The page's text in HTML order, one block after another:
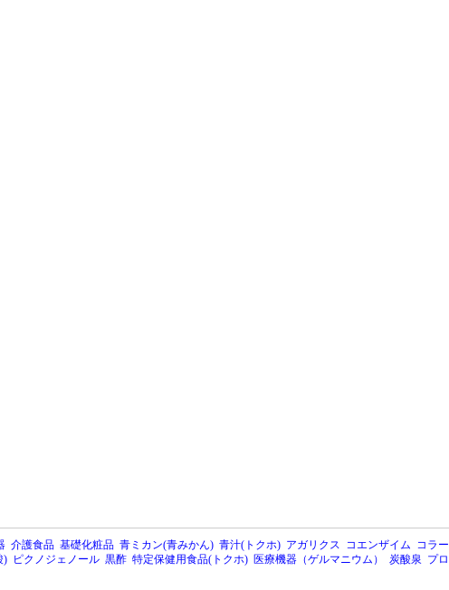
介護食品 基礎化粧品 青ミカン(青みかん) 青汁(トクホ) アガリクス コエンザイム コラー
) ピクノジェノール 黒酢 特定保健用食品(トクホ) 医療機器（ゲルマニウム） 炭酸泉 プロ